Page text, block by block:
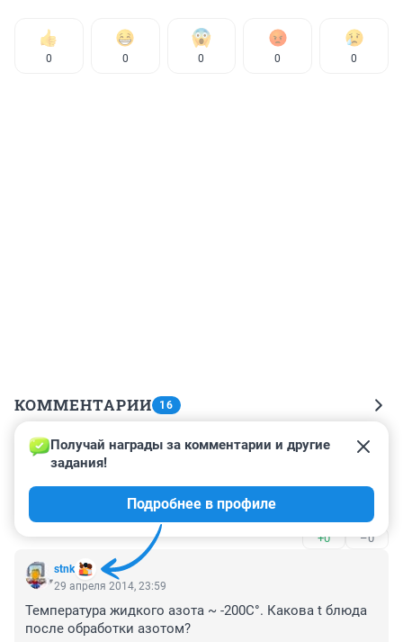
0 0 0 0 0
КОММЕНТАРИИ 16
Гость
30 апреля 2014, 20:47
В Нет Проблем очень молекулярка вкусная
посмотрим что тут будет)
+0 –0
stnk
Получай награды за комментарии и другие
задания!
Подробнее в профиле
29 апреля 2014, 23:59
Температура жидкого азота ~ -200С°. Какова t блюда
после обработки азотом?